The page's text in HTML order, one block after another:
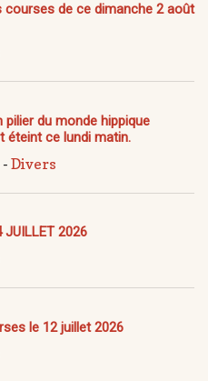
courses de ce dimanche 2 août
pilier du monde hippique
éteint ce lundi matin.
- Divers
JUILLET 2026
le 12 juillet 2026